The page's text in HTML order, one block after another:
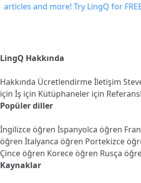
LingQ Hakkında
Hakkında Ücretlendirmeİletişim
için İş için Kütüphaneler için
Popüler diller
İngilizce öğren İspanyolca öğren
öğren İtalyanca öğren Portekizce
Çince öğren Korece öğren Rusça
Kaynaklar